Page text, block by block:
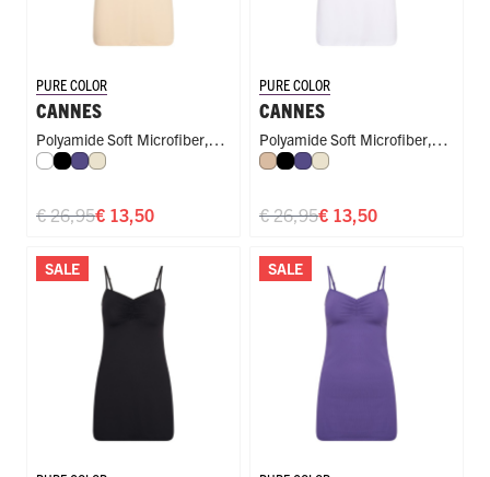
PURE COLOR
CANNES
Polyamide Soft Microfiber,
Dress
WitZwart
PaarsIvoor
€ 13,50
€ 26,95
PURE COLOR
CANNES
Polyamide Soft Microfiber,
Dress
HuidZwart
PaarsIvoor
€ 13,50
€ 26,95
SALE SALE